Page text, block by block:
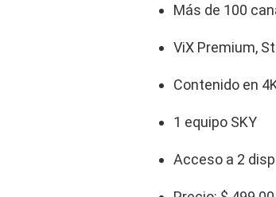
Más de 100
ViX Premium,
Contenido en
1 equipo SKY
Acceso a 2